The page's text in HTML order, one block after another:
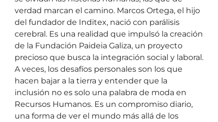
verdad marcan el camino. Marcos Ortega, el hijo
del fundador de Inditex, nació con parálisis
cerebral. Es una realidad que impulsó la creación
de la Fundación Paideia Galiza, un proyecto
precioso que busca la integración social y laboral.
A veces, los desafíos personales son los que
hacen bajar a la tierra y entender que la
inclusión no es solo una palabra de moda en
Recursos Humanos. Es un compromiso diario,
una forma de ver el mundo más allá de los